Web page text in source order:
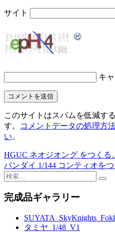
サイト
キ
このサイトはスパムを低減す
す。
コメントデータの処理方
い。
投
稿
ナ
ビ
HGUC ネオジオング をつくる。
バンダイ 1/144 コンティオをつ
検
完成品ギャラリー
タミヤ_1/48_V1